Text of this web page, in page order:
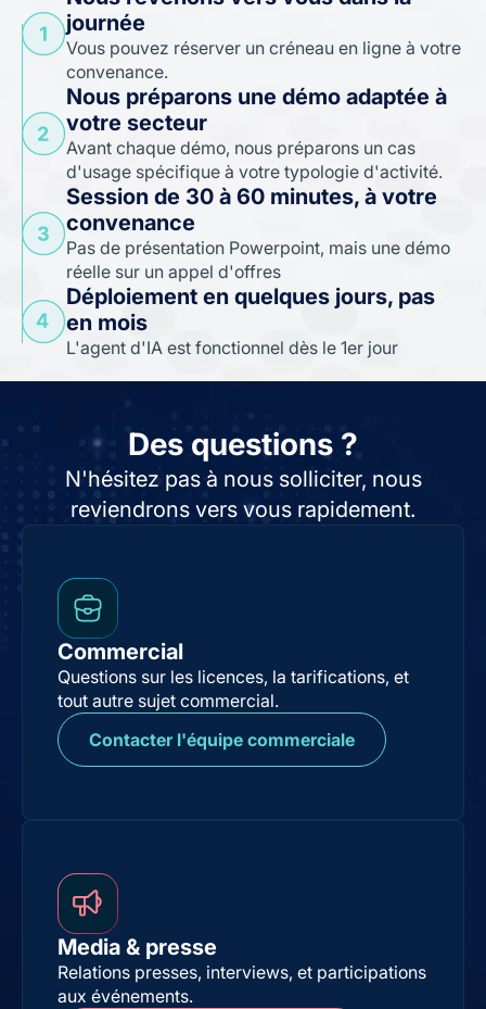
journée
Vous pouvez réserver un créneau en ligne à votre
convenance.
Nous préparons une démo adaptée à
votre secteur
Avant chaque démo, nous préparons un cas
d'usage spécifique à votre typologie d'activité.
Session de 30 à 60 minutes, à votre
convenance
Pas de présentation Powerpoint, mais une démo
réelle sur un appel d'offres
Déploiement en quelques jours, pas
en mois
L'agent d'IA est fonctionnel dès le 1er jour
Des questions ?
N'hésitez pas à nous solliciter, nous
reviendrons vers vous rapidement.
Commercial
Questions sur les licences, la tarifications, et
tout autre sujet commercial.
Contacter l'équipe commerciale
Media & presse
Relations presses, interviews, et participations
aux événements.